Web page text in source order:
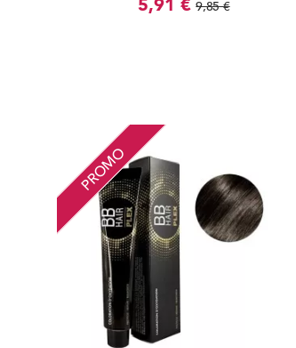
5,91 € 9,85 €
PROMO